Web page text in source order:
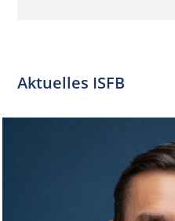
Aktuelles ISFB